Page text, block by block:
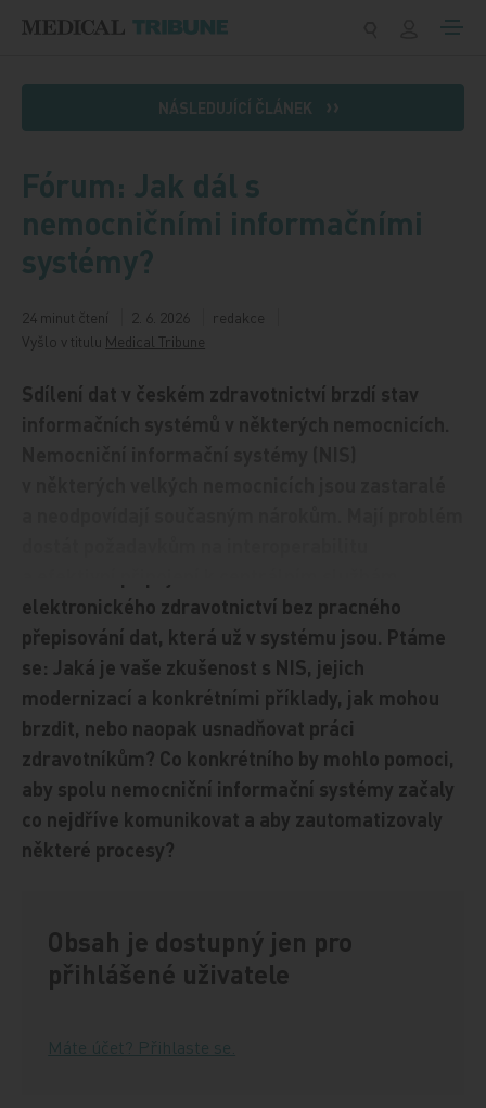
NÁSLEDUJÍCÍ ČLÁNEK
Fórum: Jak dál s
nemocničními informačními
systémy?
24 minut čtení 2. 6. 2026
redakce
Vyšlo v titulu Medical Tribune
Sdílení dat v českém zdravotnictví brzdí stav
elektronického zdravotnictví bez pracného
přepisování dat, která už v systému jsou. Ptáme
se: Jaká je vaše zkušenost s NIS, jejich
modernizací a konkrétními příklady, jak mohou
brzdit, nebo naopak usnadňovat práci
zdravotníkům? Co konkrétního by mohlo pomoci,
aby spolu nemocniční informační systémy začaly
co nejdříve komunikovat a aby zautomatizovaly
některé procesy?
Obsah je dostupný jen pro
přihlášené uživatele
Máte účet? Přihlaste se.